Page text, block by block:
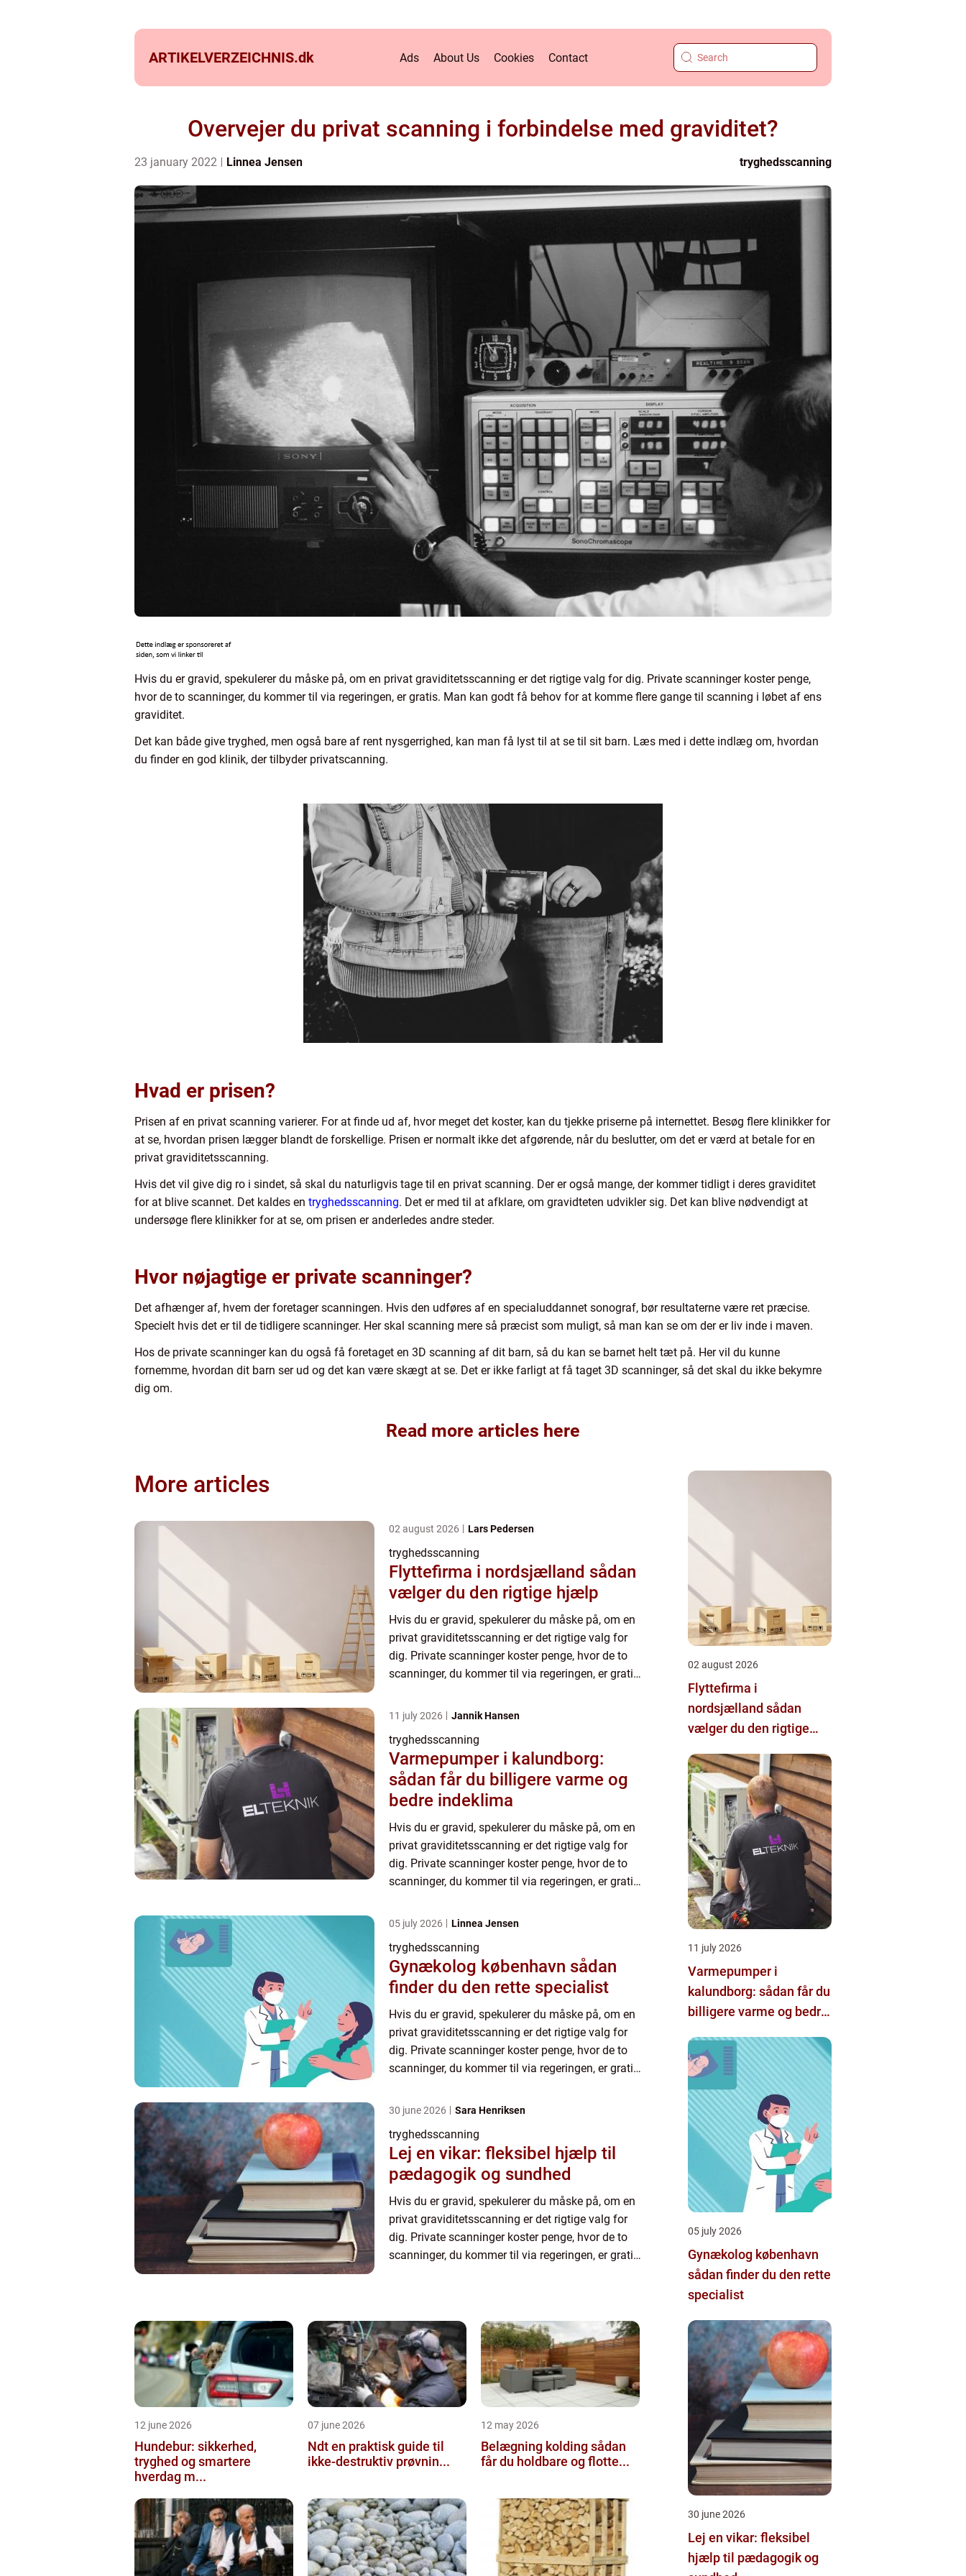
ARTIKELVERZEICHNIS.dk Ads About Us Cookies Contact
Overvejer du privat scanning i forbindelse med graviditet?
23 january 2022 Linnea Jensen tryghedsscanning
Hvis du er gravid, spekulerer du måske på, om en privat graviditetsscanning er det rigtige valg for dig. Private scanninger koster penge,
hvor de to scanninger, du kommer til via regeringen, er gratis. Man kan godt få behov for at komme flere gange til scanning i løbet af ens
graviditet.
Det kan både give tryghed, men også bare af rent nysgerrighed, kan man få lyst til at se til sit barn. Læs med i dette indlæg om, hvordan
du finder en god klinik, der tilbyder privatscanning.
Hvad er prisen?
Prisen af en privat scanning varierer. For at finde ud af, hvor meget det koster, kan du tjekke priserne på internettet. Besøg flere klinikker for
at se, hvordan prisen lægger blandt de forskellige. Prisen er normalt ikke det afgørende, når du beslutter, om det er værd at betale for en
privat graviditetsscanning.
Hvis det vil give dig ro i sindet, så skal du naturligvis tage til en privat scanning. Der er også mange, der kommer tidligt i deres graviditet
for at blive scannet. Det kaldes en tryghedsscanning. Det er med til at afklare, om gravidteten udvikler sig. Det kan blive nødvendigt at
undersøge flere klinikker for at se, om prisen er anderledes andre steder.
Hvor nøjagtige er private scanninger?
Det afhænger af, hvem der foretager scanningen. Hvis den udføres af en specialuddannet sonograf, bør resultaterne være ret præcise.
Specielt hvis det er til de tidligere scanninger. Her skal scanning mere så præcist som muligt, så man kan se om der er liv inde i maven.
Hos de private scanninger kan du også få foretaget en 3D scanning af dit barn, så du kan se barnet helt tæt på. Her vil du kunne
fornemme, hvordan dit barn ser ud og det kan være skægt at se. Det er ikke farligt at få taget 3D scanninger, så det skal du ikke bekymre
dig om.
Read more articles here
More articles
02 august 2026 Lars Pedersen
tryghedsscanning
Flyttefirma i nordsjælland sådan
vælger du den rigtige hjælp
Hvis du er gravid, spekulerer du måske på, om en
privat graviditetsscanning er det rigtige valg for
dig. Private scanninger koster penge, hvor de to
scanninger, du kommer til via regeringen, er gratis.
t...
11 july 2026 Jannik Hansen
tryghedsscanning
Varmepumper i kalundborg:
sådan får du billigere varme og
bedre indeklima
Hvis du er gravid, spekulerer du måske på, om en
privat graviditetsscanning er det rigtige valg for
dig. Private scanninger koster penge, hvor de to
scanninger, du kommer til via regeringen, er gratis.
t...
05 july 2026 Linnea Jensen
tryghedsscanning
Gynækolog københavn sådan
finder du den rette specialist
Hvis du er gravid, spekulerer du måske på, om en
privat graviditetsscanning er det rigtige valg for
dig. Private scanninger koster penge, hvor de to
scanninger, du kommer til via regeringen, er gratis.
t...
30 june 2026 Sara Henriksen
tryghedsscanning
Lej en vikar: fleksibel hjælp til
pædagogik og sundhed
Hvis du er gravid, spekulerer du måske på, om en
privat graviditetsscanning er det rigtige valg for
dig. Private scanninger koster penge, hvor de to
scanninger, du kommer til via regeringen, er gratis.
12 june 2026
Hundebur: sikkerhed,
tryghed og smartere
hverdag m...
07 june 2026
Ndt en praktisk guide til
ikke-destruktiv prøvnin...
12 may 2026
Belægning kolding sådan
får du holdbare og flotte...
02 august 2026
Flyttefirma i
nordsjælland sådan
vælger du den rigtige
11 july 2026
Varmepumper i
kalundborg: sådan får du
billigere varme og bedre
05 july 2026
Gynækolog københavn
sådan finder du den rette
specialist
30 june 2026
Lej en vikar: fleksibel
hjælp til pædagogik og